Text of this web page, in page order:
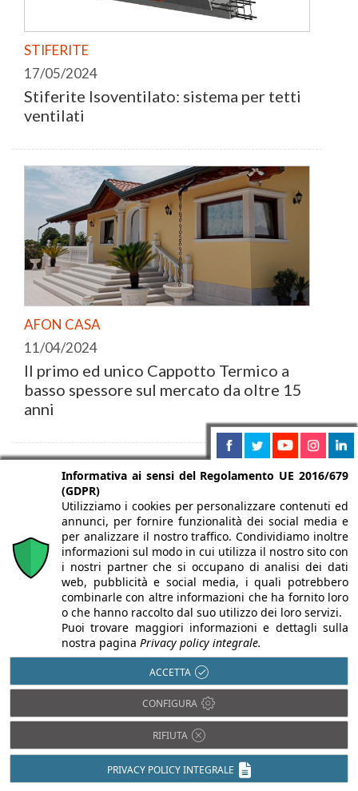
STIFERITE
17/05/2024
Stiferite Isoventilato: sistema per tetti
ventilati
AFON CASA
11/04/2024
Il primo ed unico Cappotto Termico a
basso spessore sul mercato da oltre 15
anni
16/09/2023
Massimizza l’efficienza energetica della
tua abitazione con FerriTHERM
Vedi tutti i focus prodotti
Informativa ai sensi del Regolamento UE 2016/679
(GDPR)
Utilizziamo i cookies per personalizzare contenuti ed
annunci, per fornire funzionalità dei social media e
per analizzare il nostro traffico. Condividiamo inoltre
informazioni sul modo in cui utilizza il nostro sito con
i nostri partner che si occupano di analisi dei dati
web, pubblicità e social media, i quali potrebbero
combinarle con altre informazioni che ha fornito loro
o che hanno raccolto dal suo utilizzo dei loro servizi.
Puoi trovare maggiori informazioni e dettagli sulla
nostra pagina Privacy policy integrale.
ACCETTA
CONFIGURA
RIFIUTA
PRIVACY POLICY INTEGRALE